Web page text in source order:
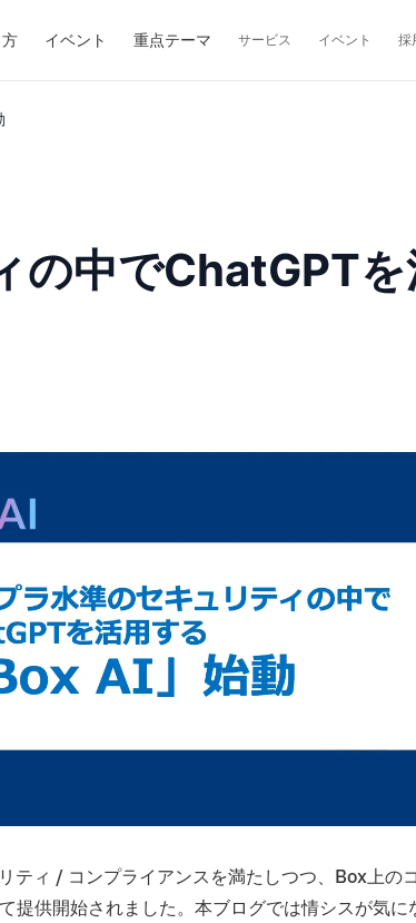
イベント 重点テーマ サービス イベント 採
の中でChatGPT
ティ / コンプライアンスを満たしつつ、Box上の
供開始されました。本ブログでは情シスが気に